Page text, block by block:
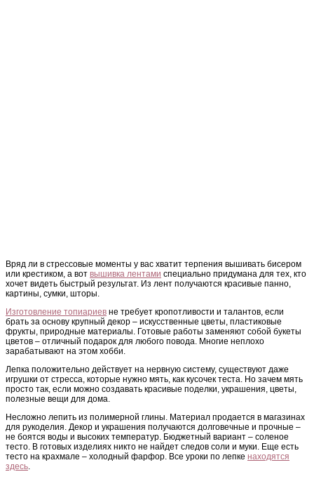
Вряд ли в стрессовые моменты у вас хватит терпения вышивать бисером
или крестиком, а вот вышивка лентами специально придумана для тех, кто
хочет видеть быстрый результат. Из лент получаются красивые панно,
картины, сумки, шторы.
Изготовление топиариев не требует кропотливости и талантов, если
брать за основу крупный декор – искусственные цветы, пластиковые
фрукты, природные материалы. Готовые работы заменяют собой букеты
цветов – отличный подарок для любого повода. Многие неплохо
зарабатывают на этом хобби.
Лепка положительно действует на нервную систему, существуют даже
игрушки от стресса, которые нужно мять, как кусочек теста. Но зачем мять
просто так, если можно создавать красивые поделки, украшения, цветы,
полезные вещи для дома.
Несложно лепить из полимерной глины. Материал продается в магазинах
для рукоделия. Декор и украшения получаются долговечные и прочные –
не боятся воды и высоких температур. Бюджетный вариант – соленое
тесто. В готовых изделиях никто не найдет следов соли и муки. Еще есть
тесто на крахмале – холодный фарфор. Все уроки по лепке находятся
здесь.